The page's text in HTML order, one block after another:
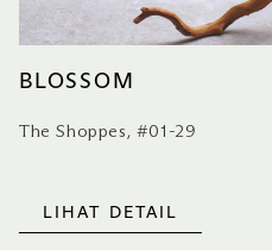
BLOSSOM
The Shoppes, #01-29
LIHAT DETAIL